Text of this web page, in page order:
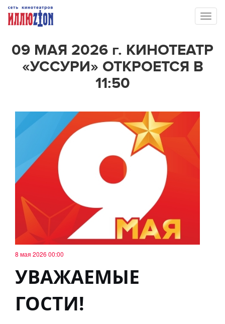
09 МАЯ 2026 г. КИНОТЕАТР
«УССУРИ» ОТКРОЕТСЯ В
11:50
8 мая 2026 00:00
УВАЖАЕМЫЕ
ГОСТИ!